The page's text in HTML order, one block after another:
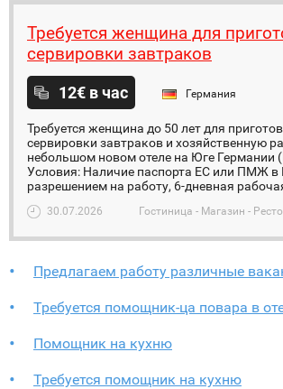
Требуется женщина для
сервировки завтраков
12€ в час Германия
Требуется женщина до 50 лет для
сервировки завтраков и хозяйственную
небольшом новом отеле на Юге Германии
Условия: Наличие паспорта ЕС или ПМЖ в
разрешением на работу, 6-дневная
30.07.2026 Гостиница - Магазин -
Предлагаем работу различные
Требуется помощник-ца повара в
Помощник на кухню
Требуется помощник на кухню